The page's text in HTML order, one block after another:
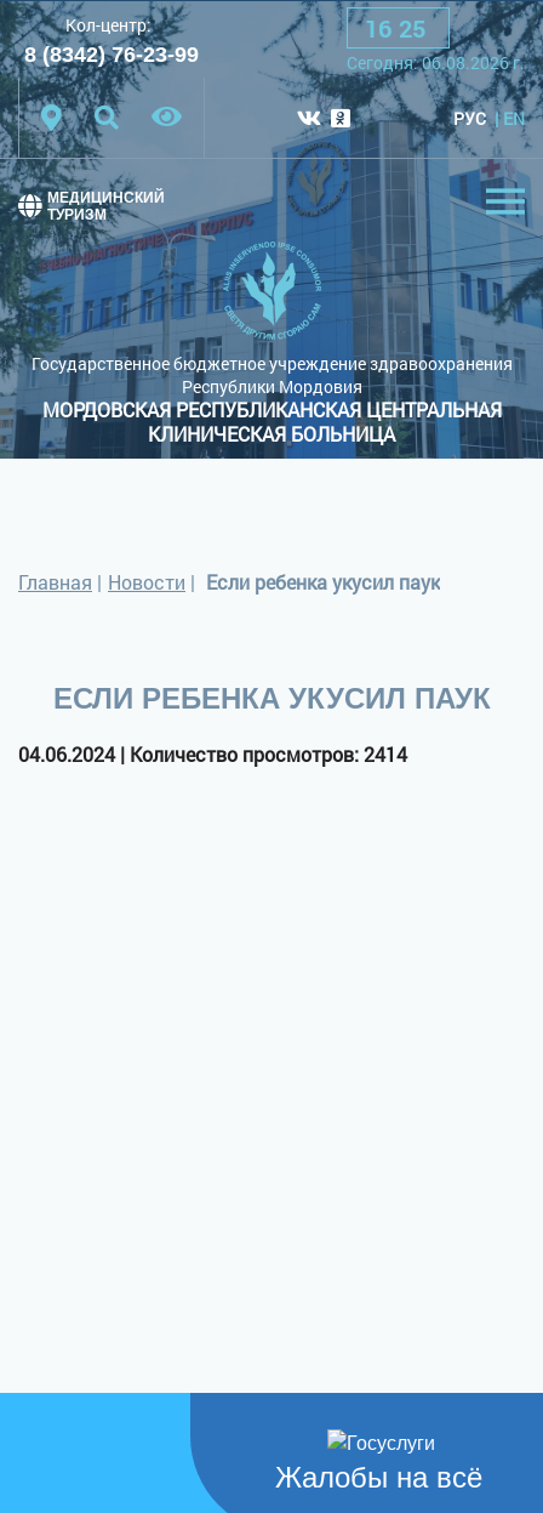
Шрифт: A A A
Цветовая схема: Черная схема
Обычный сайт
Кол-центр:
8 (8342) 76-23-99
16 25
Сегодня:06.08.2026г.
РУС EN
Государственное бюджетное учреждение здравоохранения
Республики Мордовия
МОРДОВСКАЯ РЕСПУБЛИКАНСКАЯ ЦЕНТРАЛЬНАЯ
КЛИНИЧЕСКАЯ БОЛЬНИЦА
МЕДИЦИНСКИЙ
ТУРИЗМ
Главная | Новости | Если ребенка укусил паук
ЕСЛИ РЕБЕНКА УКУСИЛ ПАУК
04.06.2024 | Количество просмотров: 2414
Жалобы на всё